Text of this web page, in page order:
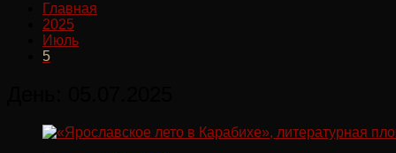
Главная
2025
Июль
5